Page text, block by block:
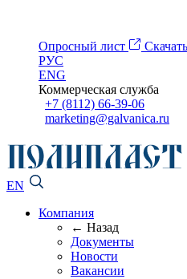
Опросный лист
РУС
ENG
Коммерческая служба
+7 (8112) 66-39-06
marketing@galvanica.ru
EN
Компания
← Назад
Документы
Новости
Вакансии